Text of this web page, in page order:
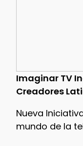
Imaginar TV
Creadores
Nueva
mundo de la